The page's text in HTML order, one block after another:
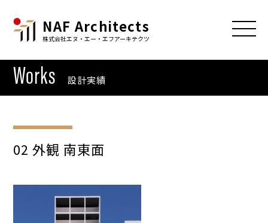
NAF Architects
株式会社エヌ・エー・エフアーキテクツ
Works 設計実績
02 外観 南東面